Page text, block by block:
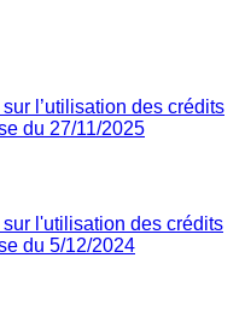
l’utilisation des crédits
du 27/11/2025
l'utilisation des crédits
du 5/12/2024